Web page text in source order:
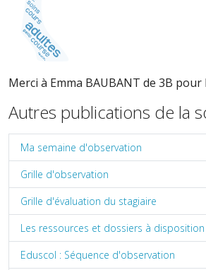
Merci à Emma BAUBANT de 3B
Autres publications de la
Ma semaine d'observation
Grille d'observation
Grille d'évaluation du stagiaire
Les ressources et dossiers à disposition
Eduscol : Séquence d'observation